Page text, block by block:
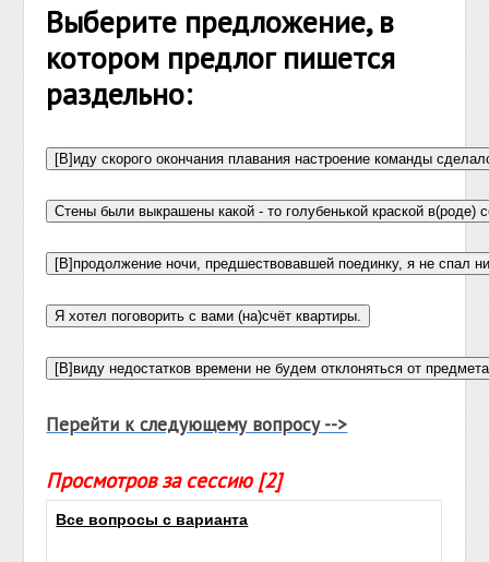
Выберите предложение, в
котором предлог пишется
раздельно:
Перейти к следующему вопросу -->
Просмотров за сессию [2]
Все вопросы с варианта